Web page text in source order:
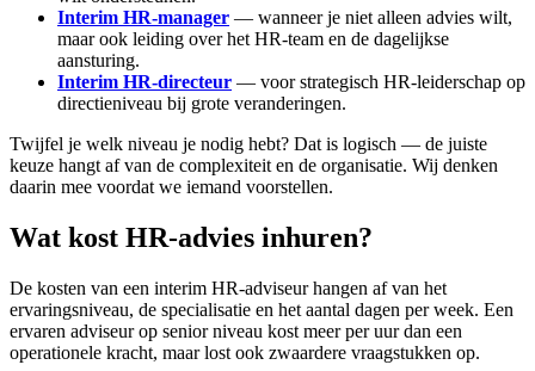
Interim HR-manager — wanneer je niet alleen advies wilt,
maar ook leiding over het HR-team en de dagelijkse
aansturing.
Interim HR-directeur — voor strategisch HR-leiderschap op
directieniveau bij grote veranderingen.
Twijfel je welk niveau je nodig hebt? Dat is logisch — de juiste
keuze hangt af van de complexiteit en de organisatie. Wij denken
daarin mee voordat we iemand voorstellen.
Wat kost HR-advies inhuren?
De kosten van een interim HR-adviseur hangen af van het
ervaringsniveau, de specialisatie en het aantal dagen per week. Een
ervaren adviseur op senior niveau kost meer per uur dan een
operationele kracht, maar lost ook zwaardere vraagstukken op.